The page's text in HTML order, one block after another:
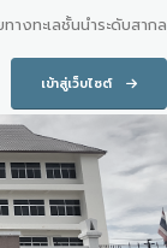
างทะเลชั้นนำระดับสากล
เข้าสู่เว็บไซต์